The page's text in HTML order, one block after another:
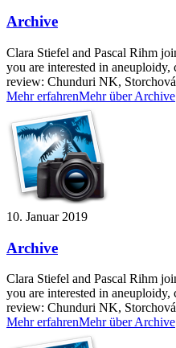
Archive
Clara Stiefel and Pascal Rihm
you are interested in aneuploidy,
review: Chunduri NK,
Mehr erfahrenMehr über Archive
10. Januar 2019
Archive
Clara Stiefel and Pascal Rihm
you are interested in aneuploidy,
review: Chunduri NK,
Mehr erfahrenMehr über Archive